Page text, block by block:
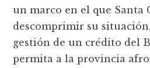
un marco en el que Santa
descomprimir su
gestión de un crédito del
permita a la provincia